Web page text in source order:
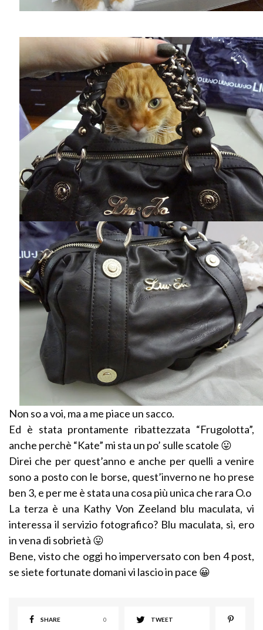
Non so a voi, ma a me piace un sacco.
Ed è stata prontamente ribattezzata “Frugolotta”,
anche perchè “Kate” mi sta un po’ sulle scatole 😛
Direi che per quest’anno e anche per quelli a venire
sono a posto con le borse, quest’inverno ne ho prese
ben 3, e per me è stata una cosa più unica che rara O.o
La terza è una Kathy Von Zeeland blu maculata, vi
interessa il servizio fotografico? Blu maculata, sì, ero
in vena di sobrietà 😛
Bene, visto che oggi ho imperversato con ben 4 post,
se siete fortunate domani vi lascio in pace 😀
SHARE 0 TWEET